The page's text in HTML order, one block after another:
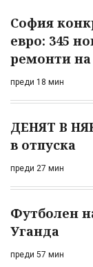
София
евро: 345
ремонти на
преди 18 мин
ДЕНЯТ В
в отпуска
преди 27 мин
Футболен
Уганда
преди 57 мин